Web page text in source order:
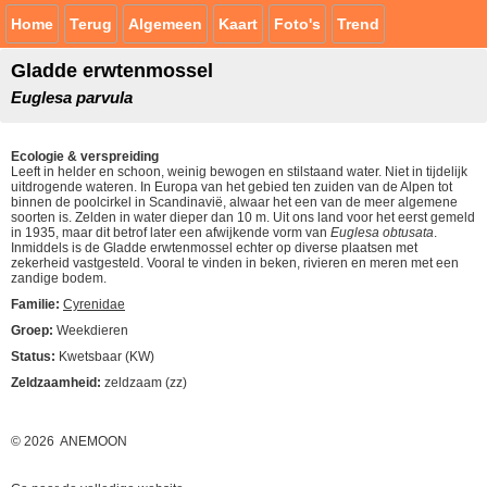
Home Terug Algemeen Kaart Foto's Trend
Gladde erwtenmossel
Euglesa parvula
Ecologie & verspreiding
Leeft in helder en schoon, weinig bewogen en stilstaand water. Niet in tijdelijk
uitdrogende wateren. In Europa van het gebied ten zuiden van de Alpen tot
binnen de poolcirkel in Scandinavië, alwaar het een van de meer algemene
soorten is. Zelden in water dieper dan 10 m. Uit ons land voor het eerst gemeld
in 1935, maar dit betrof later een afwijkende vorm van Euglesa obtusata.
Inmiddels is de Gladde erwtenmossel echter op diverse plaatsen met
zekerheid vastgesteld. Vooral te vinden in beken, rivieren en meren met een
zandige bodem.
Familie: Cyrenidae
Groep: Weekdieren
Status: Kwetsbaar (KW)
Zeldzaamheid: zeldzaam (zz)
© 2026 ANEMOON